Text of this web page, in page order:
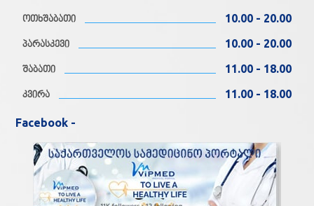
ოთხშაბათი 10.00 - 20.00
პარასკევი 10.00 - 20.00
შაბათი 11.00 - 18.00
კვირა 11.00 - 18.00
Facebook -